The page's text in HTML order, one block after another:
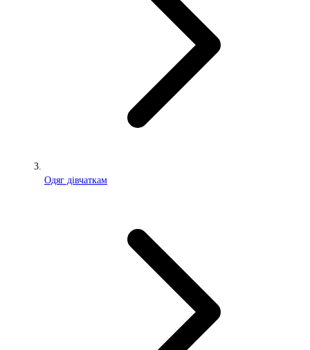
Одяг дівчаткам